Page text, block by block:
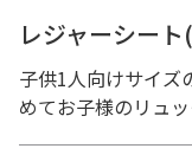
レジャーシー
子供1人向けサイズ
めてお子様のリュ